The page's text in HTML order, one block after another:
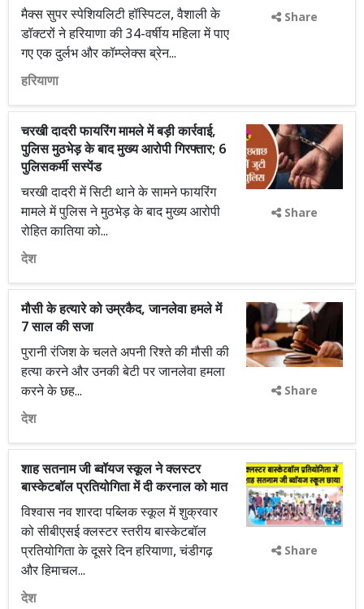
मैक्स सुपर स्पेशियलिटी हॉस्पिटल, वैशाली के
डॉक्टरों ने हरियाणा की 34-वर्षीय महिला में पाए
गए एक दुर्लभ और कॉम्प्लेक्स ब्रेन...
हरियाणा
Share
चरखी दादरी फायरिंग मामले में बड़ी कार्रवाई,
पुलिस मुठभेड़ के बाद मुख्य आरोपी गिरफ्तार; 6
पुलिसकर्मी सस्पेंड
चरखी दादरी में सिटी थाने के सामने फायरिंग
मामले में पुलिस ने मुठभेड़ के बाद मुख्य आरोपी
रोहित कातिया को...
देश
Share
मौसी के हत्यारे को उम्रकैद, जानलेवा हमले में
7 साल की सजा
पुरानी रंजिश के चलते अपनी रिश्ते की मौसी की
हत्या करने और उनकी बेटी पर जानलेवा हमला
करने के छह...
देश
Share
शाह सतनाम जी ब्वॉयज स्कूल ने क्लस्टर
बास्केटबॉल प्रतियोगिता में दी करनाल को मात
विश्वास नव शारदा पब्लिक स्कूल में शुक्रवार
को सीबीएसई क्लस्टर स्तरीय बास्केटबॉल
प्रतियोगिता के दूसरे दिन हरियाणा, चंडीगढ़
और हिमाचल...
देश
Share